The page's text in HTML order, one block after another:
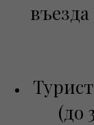
въезда
(до